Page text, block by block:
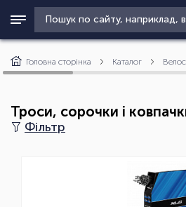
Головна сторінка Каталог
Троси, сорочки і
Фільтр